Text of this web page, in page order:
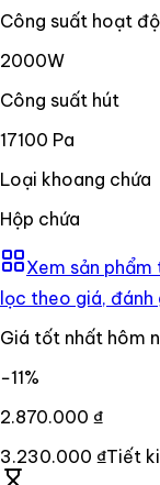
Công suất hoạt
2000W
Công suất hút
17100 Pa
Loại khoang chứa
Hộp chứa
Xem sản phẩm
lọc theo giá, đánh
Giá tốt nhất hôm
−11%
2.870.000 ₫
3.230.000 ₫Tiết